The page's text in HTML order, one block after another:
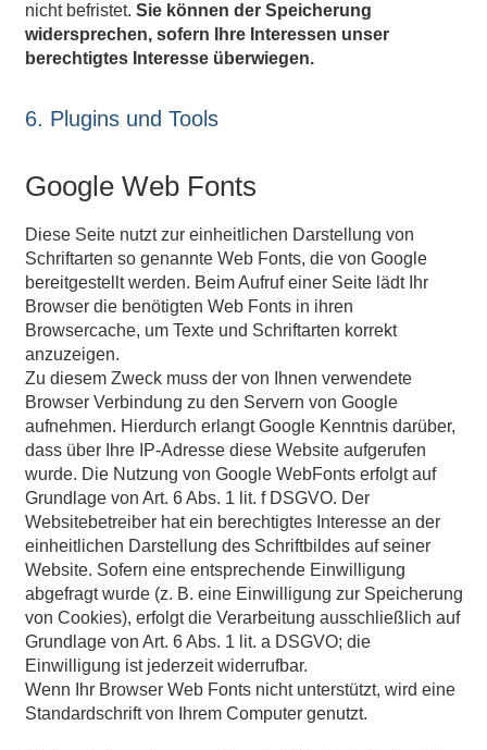
nicht befristet. Sie können der Speicherung
widersprechen, sofern Ihre Interessen unser
berechtigtes Interesse überwiegen.
6. Plugins und Tools
Google Web Fonts
Diese Seite nutzt zur einheitlichen Darstellung von
Schriftarten so genannte Web Fonts, die von Google
bereitgestellt werden. Beim Aufruf einer Seite lädt Ihr
Browser die benötigten Web Fonts in ihren
Browsercache, um Texte und Schriftarten korrekt
anzuzeigen.
Zu diesem Zweck muss der von Ihnen verwendete
Browser Verbindung zu den Servern von Google
aufnehmen. Hierdurch erlangt Google Kenntnis darüber,
dass über Ihre IP-Adresse diese Website aufgerufen
wurde. Die Nutzung von Google WebFonts erfolgt auf
Grundlage von Art. 6 Abs. 1 lit. f DSGVO. Der
Websitebetreiber hat ein berechtigtes Interesse an der
einheitlichen Darstellung des Schriftbildes auf seiner
Website. Sofern eine entsprechende Einwilligung
abgefragt wurde (z. B. eine Einwilligung zur Speicherung
von Cookies), erfolgt die Verarbeitung ausschließlich auf
Grundlage von Art. 6 Abs. 1 lit. a DSGVO; die
Einwilligung ist jederzeit widerrufbar.
Wenn Ihr Browser Web Fonts nicht unterstützt, wird eine
Standardschrift von Ihrem Computer genutzt.